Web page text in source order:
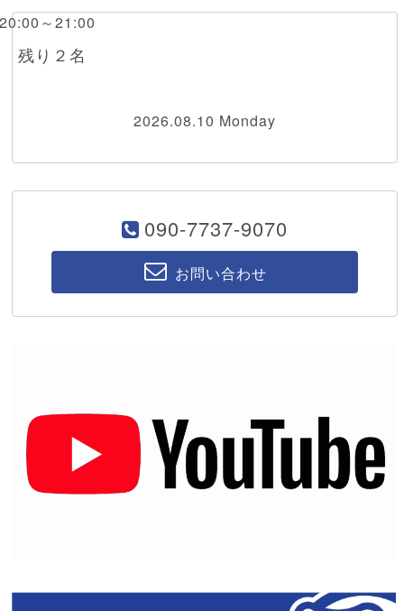
～21:00
り２名
2026.08.10 Monday
090-7737-9070
お問い合わせ